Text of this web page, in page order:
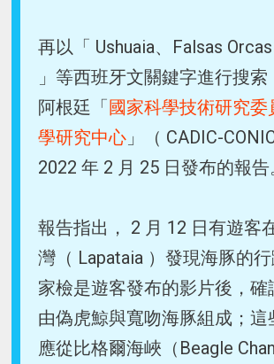
再以「 Ushuaia、Falsas
」等西班牙文關鍵字進行搜索
阿根廷「國家科學技術研究委
學研究中心 」（ CADIC-
2022 年 2 月 25 日發布的報告
報告指出， 2 月 12 日有遊客
灣（ Lapataia ）發現海豚的
家檢是遊客發布的影片後，確
由偽虎鯨與寬吻海豚組成；這
應從比格爾海峽（Beagle